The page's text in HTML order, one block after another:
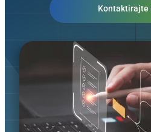
Kontaktirajte